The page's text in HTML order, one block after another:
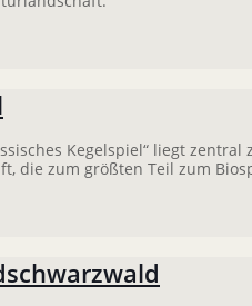
Kegelspiel“ liegt
die zum größten Teil zum